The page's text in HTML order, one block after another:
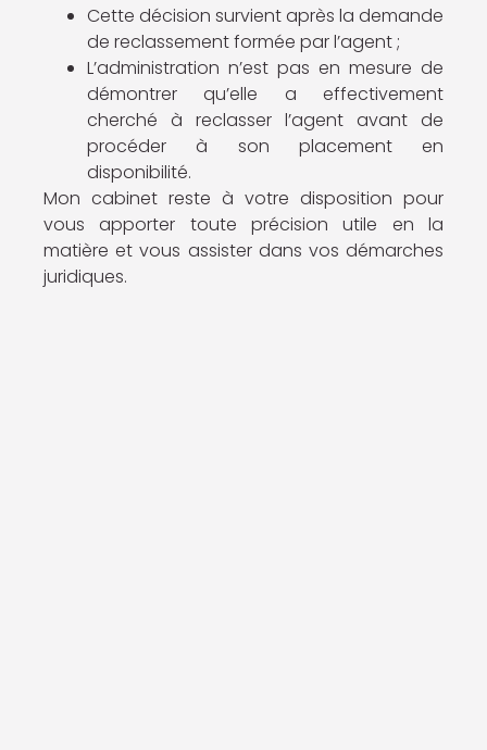
Cette décision survient après la demande
de reclassement formée par l’agent ;
L’administration n’est pas en mesure de
démontrer qu’elle a effectivement
cherché à reclasser l’agent avant de
procéder à son placement en
disponibilité.
Mon cabinet reste à votre disposition pour
vous apporter toute précision utile en la
matière et vous assister dans vos démarches
juridiques.